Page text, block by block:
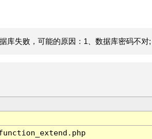
库失败，可能的原因：1、数据库密码不对;